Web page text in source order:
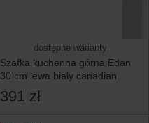
dostępne warianty
Szafka kuchenna górna Edan
30 cm lewa biały canadian
391 zł